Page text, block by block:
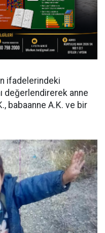
ifadelerindeki
değerlendirerek anne
babaanne A.K. ve bir